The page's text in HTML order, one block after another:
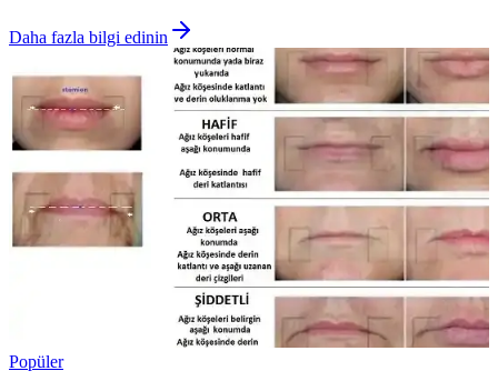
Daha fazla bilgi edinin
Popüler